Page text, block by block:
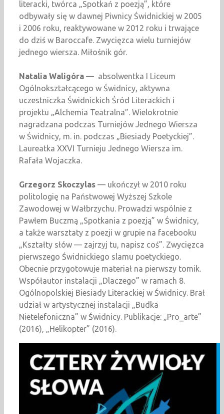
literacki, twórca „Spotkań z poezją”, które
odbywały się w dawnej Piwnicy Świdnickiej w 2005
i 2006 roku, reaktywowane w 2012 roku i trwające
do dziś w Baroccafe. Zwycięzca wielu turniejów
jednego wiersza. Miłośnik gór.
Natalia Waligóra — absolwentka I Liceum
Ogólnokształcącego w Świdnicy, aktywna
uczestniczka Świdnickich Śród Literackich i
projektu „Alchemia Teatralna”. Wielokrotnie
nagradzana podczas Turniejów Jednego Wiersza
w Świdnicy, m. in. podczas „Biesiady Poetyckiej”.
Laureatka XXVI Turnieju Jednego Wiersza im.
Rafała Wojaczka.
Grzegorz Skoczylas — ukończył w 2010 roku
politologię na Państwowej Wyższej Szkole
Zawodowej w Wałbrzychu. Prowadzi wspólnie z
Pawłem Buczmą „Spotkania z poezją” w Świdnicy,
a także warsztaty z poezji w grupie na facebooku
„Kształty słów — zajrzyj tu, napisz coś”. Zwycięzca
pierwszego Świdnickiego slamu poetyckiego.
Obecnie przygotowuje materiał na pierwszy tomik.
Współautor instalacji „Dlaczego” w ramach 8.
Ogólnopolskiej Biesiady Literackiej w Świdnicy. Brał
udział w artystycznej instalacji „Budka
Nietelefoniczna” w Świdnicy. Publikacje: „Pro_arte”
(2016), „Helikopter” (2016).